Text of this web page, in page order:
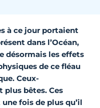
à ce jour portaient
dans l’Océan,
désormais les effets
de ce fléau
Ceux-
bêtes. Ces
fois de plus qu’il